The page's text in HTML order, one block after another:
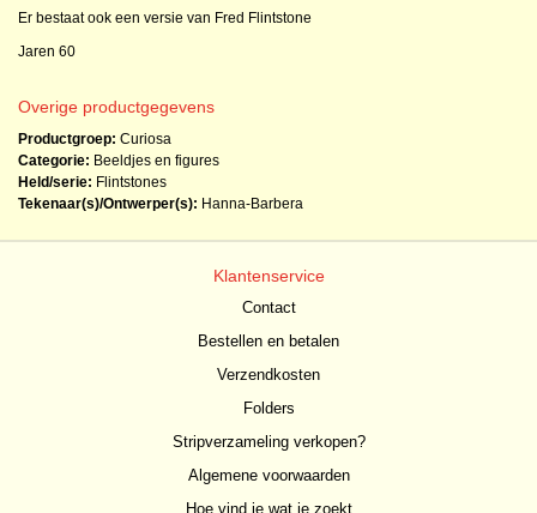
Er bestaat ook een versie van Fred Flintstone
Jaren 60
Overige productgegevens
Productgroep: Curiosa
Categorie: Beeldjes en figures
Held/serie: Flintstones
Tekenaar(s)/Ontwerper(s): Hanna-Barbera
Klantenservice
Contact
Bestellen en betalen
Verzendkosten
Folders
Stripverzameling verkopen?
Algemene voorwaarden
Hoe vind je wat je zoekt